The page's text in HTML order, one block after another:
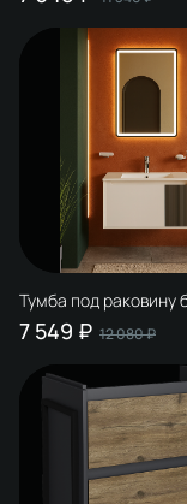
Мурманск 60
Тумба под раковину
столешницы STWORKI
Мурманск 70
7 549 ₽ 12 080 ₽